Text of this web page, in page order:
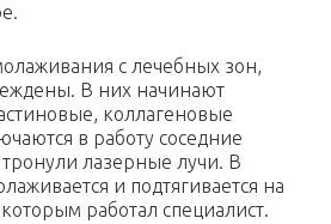
с лечебных зон,
В них начинают
коллагеновые
в работу соседние
лазерные лучи. В
и подтягивается на
которым работал специалист.